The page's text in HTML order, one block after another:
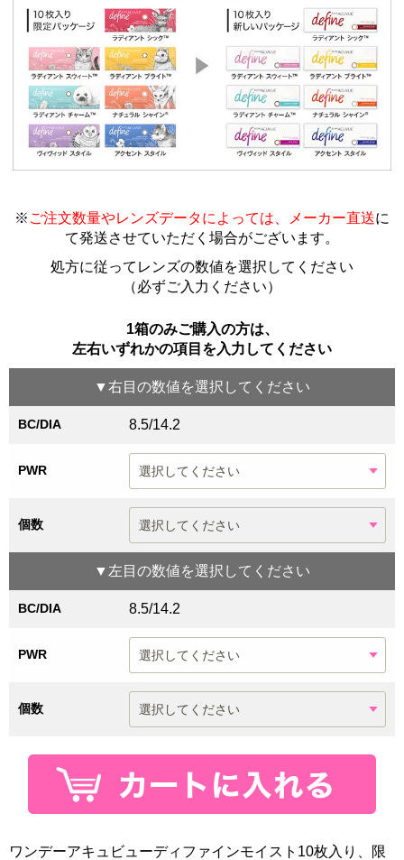
※ ご注文数量やレンズデータによっては、メーカー直送に
て発送させていただく場合がございます。
処方に従ってレンズの数値を選択してください
（必ずご入力ください）
1箱のみご購入の方は、
左右いずれかの項目を入力してください
▼右目 の数値を選択してください
BC/DIA 8.5/14.2
PWR
個数
▼ 左目 の数値を選択してください
BC/DIA 8.5/14.2
PWR
個数
ワンデーアキュビューディファインモイスト10枚入り、限